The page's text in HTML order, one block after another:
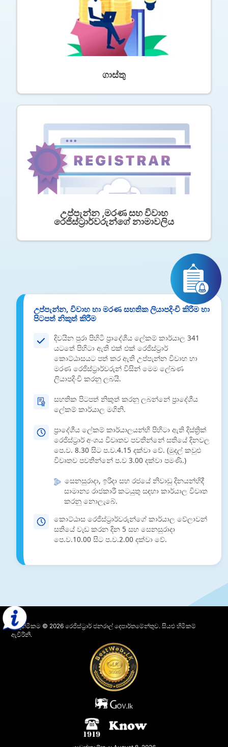
උප්පැන්න, විවාහ හා මරණ සහතික ලියාපදිංචි කිරීම හා
පිටපත් නිකුත් කිරීම
දිවයින පුරා පිහිටි ප්‍රාදේශීය ලේකම් කාර්යාල 341
යටතේ පිහිටා ඇති එක් එක් රෙජිස්ට්‍රාර්
කොට්ඨාසයට පත් කර ඇති උප්පැන්න විවාහ හා
මරණ රෙජිස්ට්‍රාර්වරුන් විසින් මෙම ලේඛණ
ලියාපදිංචි කරනු ලබයි.
සහතික පිටපත් නිකුත් කරනු ලබන්නේ ප්‍රාදේශීය
ලේකම් කාර්යාල මගිනි.
ප්‍රාදේශීය ලේකම් කාර්යාලයන්හි පිහිටා ඇති දිස්ත්‍රික්
රෙජිස්ට්‍රාර් අංශය විවෘතව පවතින්නේ සතියේ දිනවල
පෙ.ව. 8.30 සිට ප.ව.4.15 දක්වා වේ. (මුදල් කවුළු
විවෘතව පවතින්නේ ප.ව 3.00 දක්වා පමණි.)
සෙනසුරාදා, ඉරිදා සහ රජයේ නිවාඩු දිනයන්හිදී
සාමාන්‍ය රාජකාරී කටයුතු සඳහා කාර්යාල විවෘත
කරනු නොලැබේ.
කොට්ඨාස රෙජිස්ට්‍රාර්වරුන්ගේ කාර්යාල වේලාවන්
සතියේ වැඩ කරන දින 5 සහ සෙනසුරාදා
පෙ.ව.10.00 සිට ප.ව.2.00 දක්වා වේ.
ගාස්තු
උප්පැන්න ,මරණ සහ විවාහ
රෙජිස්ට්‍රාර්වරුන්ගේ නාමාවලිය
කතුහිමිකම © 2026 රෙජිස්ට්‍රාර් ජනරාල් දෙපාර්තමේන්තුව. සියළු හිමිකම්
ඇවිරිනි.